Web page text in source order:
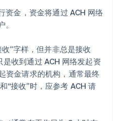
资金，资金将通过 ACH 网络
”字样，但并非总是接收
收到通过 ACH 网络发起资
资金请求的机构，通常最终
“接收”时，应参考 ACH 请